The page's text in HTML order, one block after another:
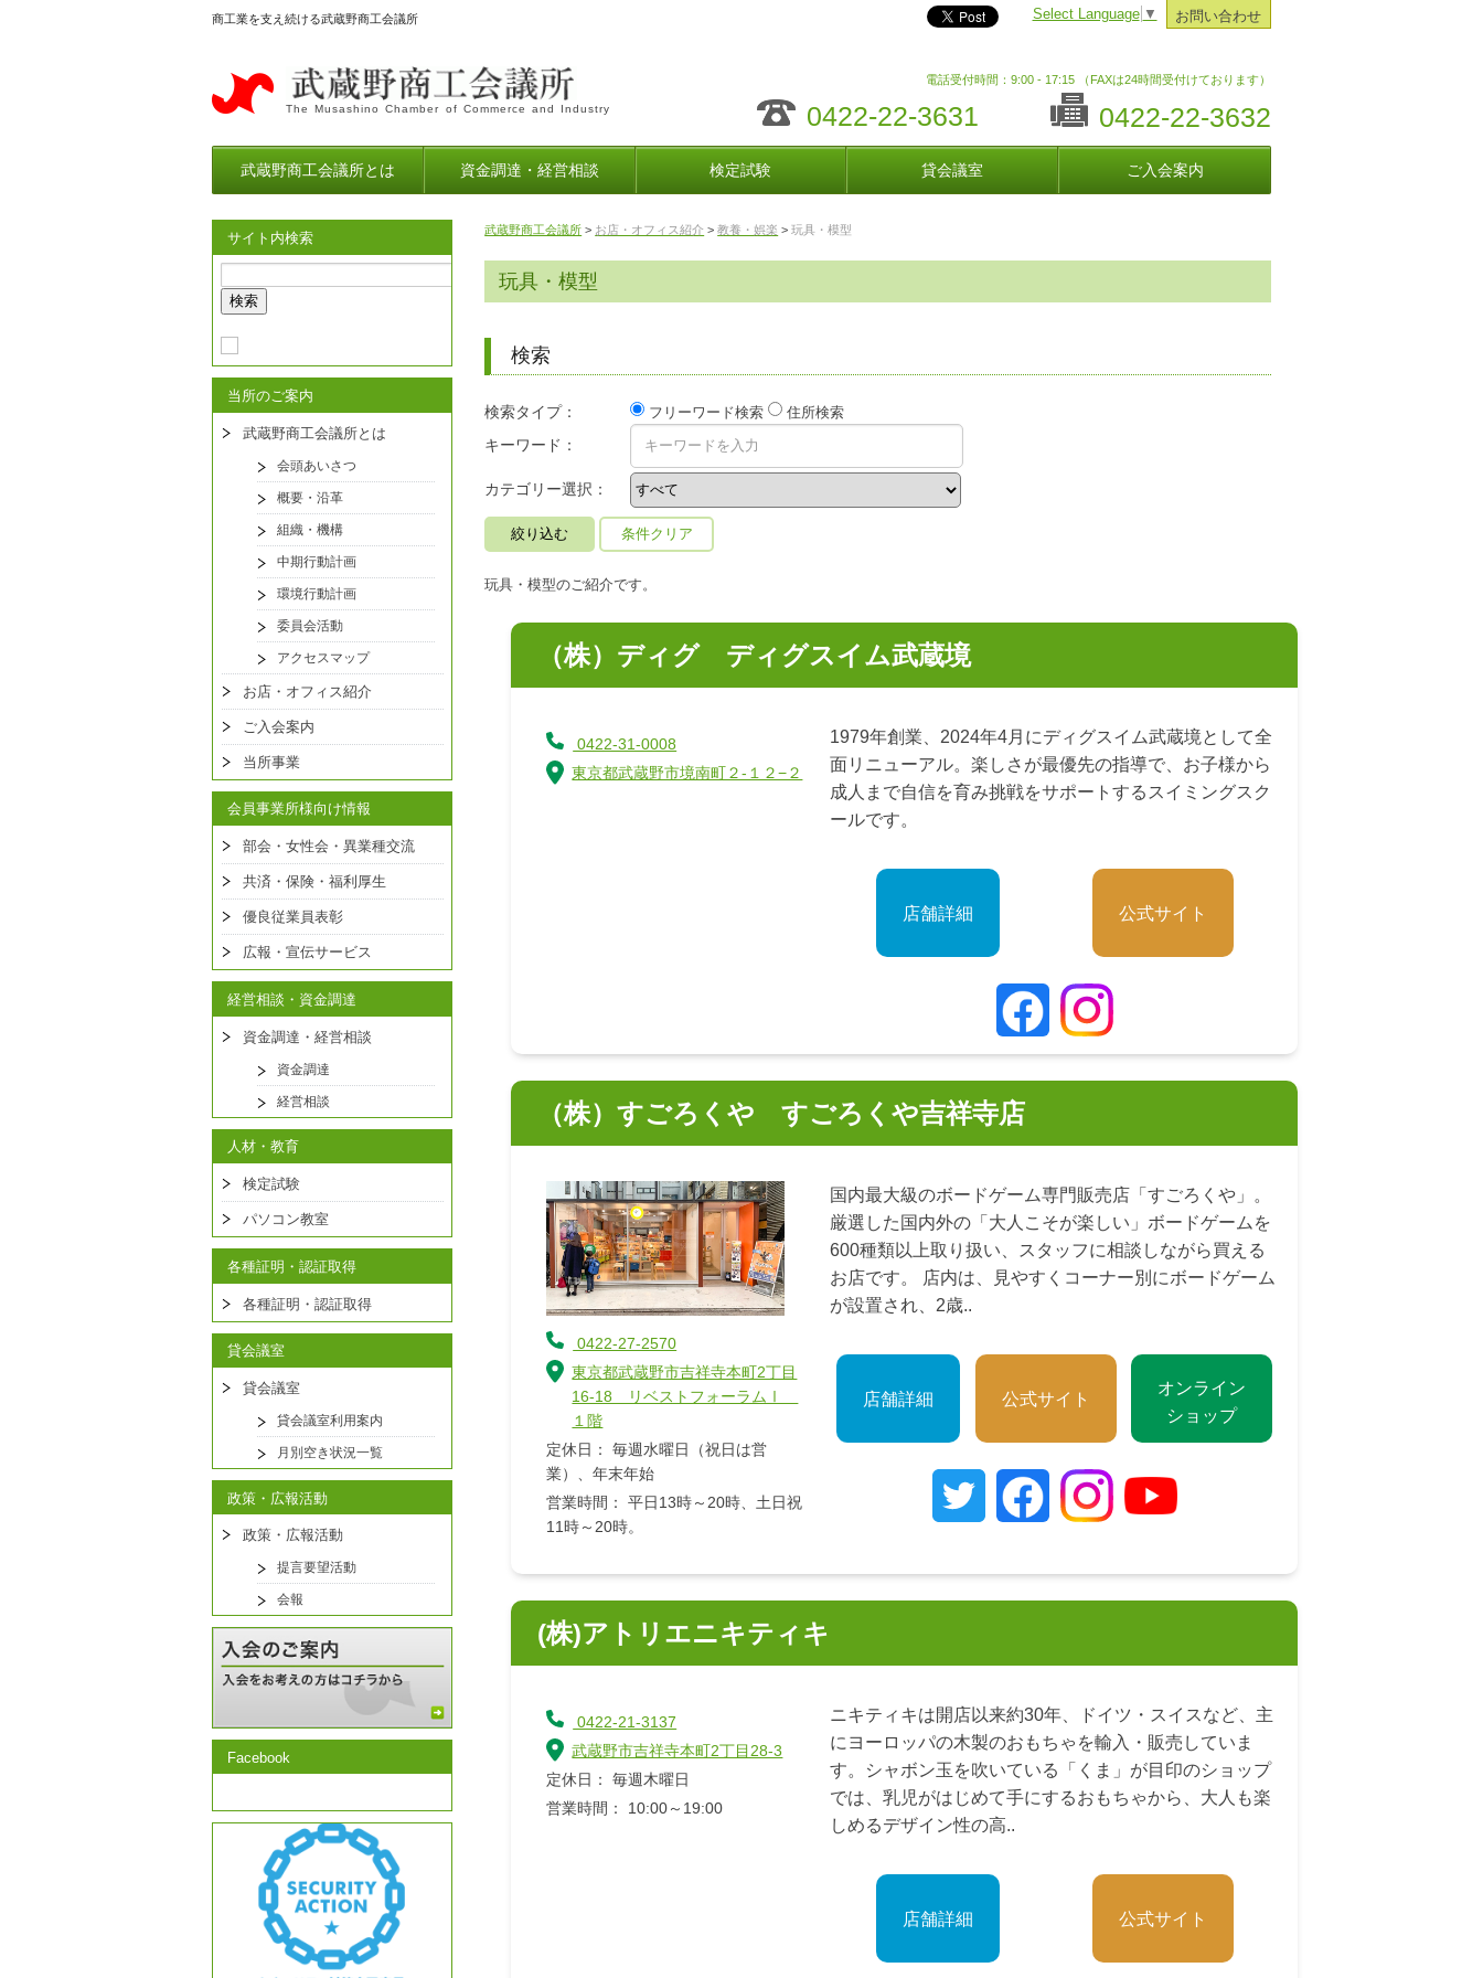
商工業を支え続ける武蔵野商工会議所 お問い合わせ
Select Language ▼
The Musashino Chamber of Commerce and Industry
電話受付時間：9:00 - 17:15 （FAXは24時間受付けております）
0422-22-3631 0422-22-3632
武蔵野商工会議所とは 資金調達・経営相談 検定試験 貸会議室 ご入会案内
サイト内検索
当所のご案内
武蔵野商工会議所とは
会頭あいさつ
概要・沿革
組織・機構
中期行動計画
環境行動計画
委員会活動
アクセスマップ
お店・オフィス紹介
ご入会案内
当所事業
会員事業所様向け情報
部会・女性会・異業種交流
共済・保険・福利厚生
優良従業員表彰
広報・宣伝サービス
経営相談・資金調達
資金調達・経営相談
資金調達
経営相談
人材・教育
検定試験
パソコン教室
各種証明・認証取得
各種証明・認証取得
貸会議室
貸会議室
貸会議室利用案内
月別空き状況一覧
政策・広報活動
政策・広報活動
提言要望活動
会報
Facebook
武蔵野商工会議所 > お店・オフィス紹介 >教養・娯楽 >玩具・模型
玩具・模型
検索
検索タイプ： フリーワード検索 住所検索
キーワード：
カテゴリー選択：
条件クリア
玩具・模型のご紹介です。
（株）ディグ ディグスイム武蔵境
0422-31-0008
東京都武蔵野市境南町２-１２−２
1979年創業、2024年4月にディグスイム武蔵境として全
面リニューアル。楽しさが最優先の指導で、お子様から
成人まで自信を育み挑戦をサポートするスイミングスク
ールです。
店舗詳細 公式サイト
（株）すごろくや すごろくや吉祥寺店
0422-27-2570
東京都武蔵野市吉祥寺本町2丁目
16-18 リベストフォーラムⅠ
１階
定休日： 毎週水曜日（祝日は営
業）、年末年始
営業時間： 平日13時～20時、土日祝
11時～20時。
国内最大級のボードゲーム専門販売店「すごろくや」。
厳選した国内外の「大人こそが楽しい」ボードゲームを
600種類以上取り扱い、スタッフに相談しながら買える
お店です。 店内は、見やすくコーナー別にボードゲーム
が設置され、2歳..
店舗詳細 公式サイト
オンライン
ショップ
(株)アトリエニキティキ
0422-21-3137
武蔵野市吉祥寺本町2丁目28-3
定休日： 毎週木曜日
営業時間： 10:00～19:00
ニキティキは開店以来約30年、ドイツ・スイスなど、主
にヨーロッパの木製のおもちゃを輸入・販売していま
す。シャボン玉を吹いている「くま」が目印のショップ
では、乳児がはじめて手にするおもちゃから、大人も楽
しめるデザイン性の高..
店舗詳細 公式サイト